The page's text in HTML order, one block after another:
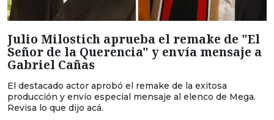
Julio Milostich aprueba el remake de "El
Señor de la Querencia" y envía mensaje a
Gabriel Cañas
El destacado actor aprobó el remake de la exitosa
producción y envío especial mensaje al elenco de Mega.
Revisa lo que dijo acá.